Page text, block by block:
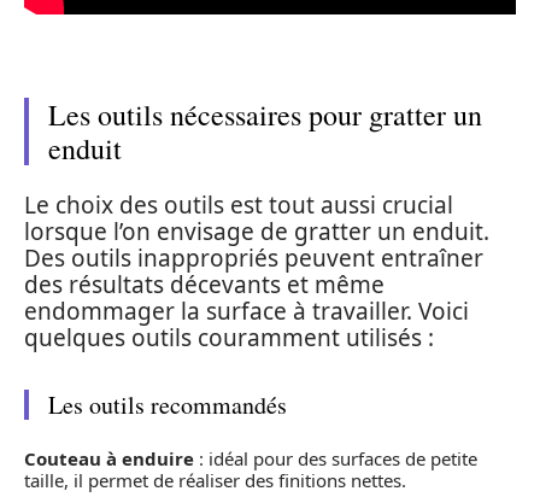
Les outils nécessaires pour gratter un
enduit
Le choix des outils est tout aussi crucial
lorsque l’on envisage de gratter un enduit.
Des outils inappropriés peuvent entraîner
des résultats décevants et même
endommager la surface à travailler. Voici
quelques outils couramment utilisés :
Les outils recommandés
Couteau à enduire : idéal pour des surfaces de petite
taille, il permet de réaliser des finitions nettes.